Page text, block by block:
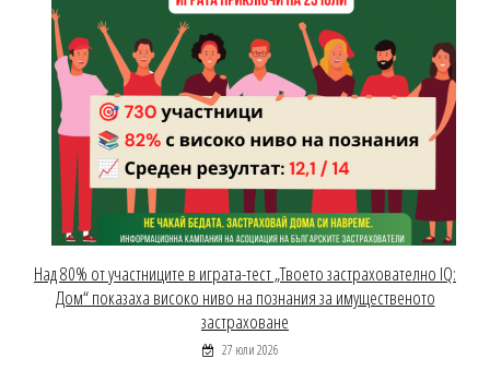
Над 80% от участниците в играта-тест „Твоето застрахователно IQ:
Дом“ показаха високо ниво на познания за имущественото
застраховане
27 юли 2026